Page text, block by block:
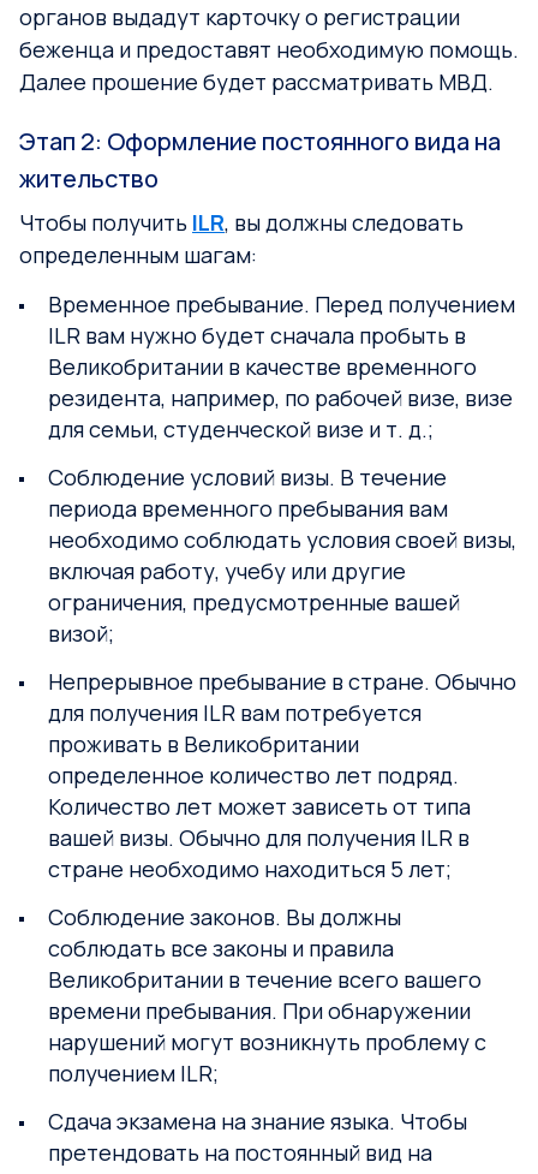
органов выдадут карточку о регистрации
беженца и предоставят необходимую помощь.
Далее прошение будет рассматривать МВД.
Этап 2: Оформление постоянного вида на
жительство
Чтобы получить ILR, вы должны следовать
определенным шагам:
Временное пребывание. Перед получением
ILR вам нужно будет сначала пробыть в
Великобритании в качестве временного
резидента, например, по рабочей визе, визе
для семьи, студенческой визе и т. д.;
Соблюдение условий визы. В течение
периода временного пребывания вам
необходимо соблюдать условия своей визы,
включая работу, учебу или другие
ограничения, предусмотренные вашей
визой;
Непрерывное пребывание в стране. Обычно
для получения ILR вам потребуется
проживать в Великобритании
определенное количество лет подряд.
Количество лет может зависеть от типа
вашей визы. Обычно для получения ILR в
стране необходимо находиться 5 лет;
Соблюдение законов. Вы должны
соблюдать все законы и правила
Великобритании в течение всего вашего
времени пребывания. При обнаружении
нарушений могут возникнуть проблему с
получением ILR;
Сдача экзамена на знание языка. Чтобы
претендовать на постоянный вид на